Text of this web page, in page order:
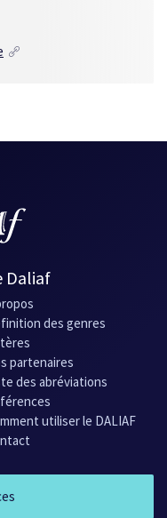
Daliaf
des genres
partenaires
des abréviations
utiliser le DALIAF